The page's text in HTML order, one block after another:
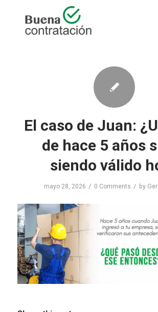
El caso de Juan:
de hace 5 años
siendo válido
mayo 28, 2026 / 0 Comments / by